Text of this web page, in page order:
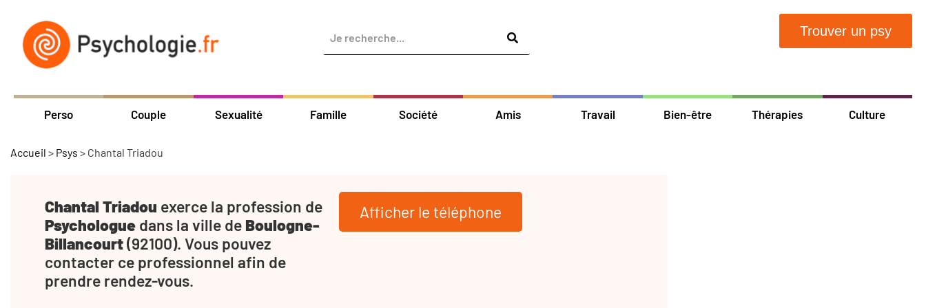
Trouver un psy
Perso Couple Sexualité Famille Société Amis Travail Bien-être Thérapies Culture
Accueil > Psys > Chantal Triadou
Chantal Triadou exerce la profession de
Psychologue dans la ville de Boulogne-
Billancourt(92100). Vous pouvez
contacter ce professionnel afin de
prendre rendez-vous.
Afficher le téléphone